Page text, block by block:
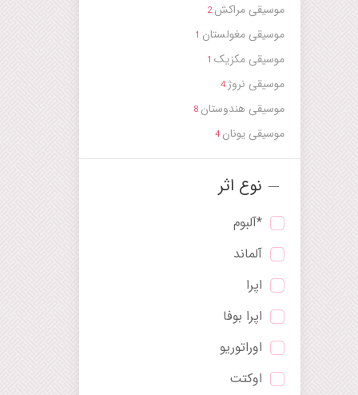
موسیقی مراکش2
موسیقی مغولستان
موسیقی مکزیک
موسیقی نروژ
موسیقی هندوستان
موسیقی یونان
نوع اثر
*آلبوم
آلماند
اپرا
اپرا بوفا
اوراتوریو
اوکتت